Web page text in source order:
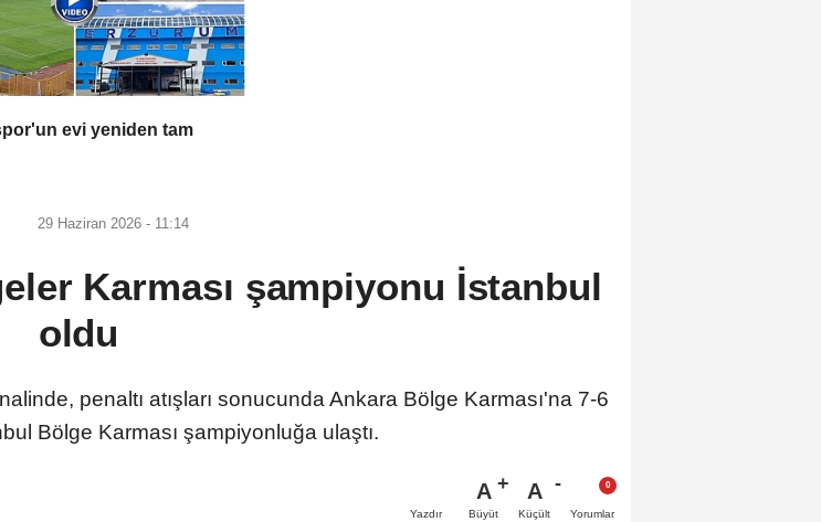
evi yeniden tam
29 Haziran 2026 - 11:14
Karması şampiyonu İstanbul
oldu
penaltı atışları sonucunda Ankara Bölge Karması'na 7-6
Bölge Karması şampiyonluğa ulaştı.
Yazdır
A
Büyüt
A
Küçült Yorumlar